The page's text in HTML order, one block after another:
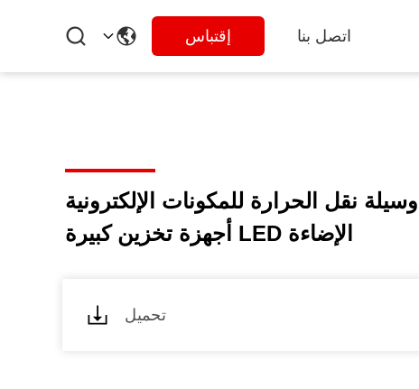
اتصل بنا إقتباس
0118 TC 5.0 W/M·K وسيلة نقل الحرارة للمكونات الإلكترونية
الإضاءة LED أجهزة تخزين كبيرة
تحميل